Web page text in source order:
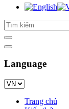
Language
Trang chủ